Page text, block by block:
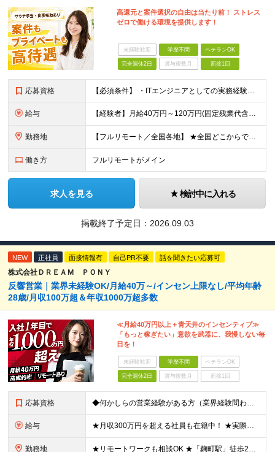
高還元と案件選択の自由は当たり前！ ストレス
ゼロで働ける環境を提供します！
未経験歓迎 学歴不問 ベテランOK
完全週休2日 賞与複数月 面接1回
応募資格 【必須条件】 ・ITエンジニアとしての実務経験が1年以上ある方 ※開発・インフラ・運用保守など分野・フェーズは不問！ ※学歴不問 【歓迎条件】 ・基本設計、詳細設計などの経験がある方 ・AWS, G
給与 【経験者】月給40万円～120万円(固定残業代含む)+各種手当 ※月給には、みなし残業手当(月30時間／5万8,000円～15万7,000円)を含みます ※上記を超える時間外労働分は追加で支給します
勤務地 【フルリモート／全国各地】 ★全国どこからでも参画可能！フルリモート案件も多数！ ※プロジェクトは100%選択制。あなたの希望を最優先します。 ※フルリモート、ハイブリッド、常駐案件から自由に選択可能
働き方 フルリモートがメイン
求人を見る 検討中に入れる
掲載終了予定日： 2026.09.03
NEW 正社員 面接情報有 自己PR不要 話を聞きたい応募可
株式会社ＤＲＥＡＭ ＰＯＮＹ
反響営業｜業界未経験OK/月給40万～/インセン上限なし/平均年齢
28歳/月収100万超＆年収1000万超多数
≪月給40万円以上＋青天井のインセンティブ≫
「もっと稼ぎたい」意欲を武器に、我慢しない毎
日を！
未経験歓迎 学歴不問 ベテランOK
完全週休2日 賞与複数月 面接1回
応募資格 ◆何かしらの営業経験がある方（業界経験問わず） ◆学歴不問 ＼こんな方にオススメ／ ◎今よりしっかり稼ぎたい方 ◎刺激のある環境で活躍したい方 ◎新しいことにも前向きにチャレンジできる方 ◎フットワ
給与 ★月収300万円を超える社員も在籍中！ ★実際の例：入社3カ月（27歳）月給75万円（基本給40万円＋インセンティブ35万円） ★実績次第で月収60万円～100万円以上も十分に目指せます。 ◆月給4
勤務地 ★リモートワークも相談OK ★「麹町駅」徒歩2分／転勤なし 【東京本社】 東京都千代田区麹町4-2-11 2階 (変更の範囲)上記を除く当社関連勤務地